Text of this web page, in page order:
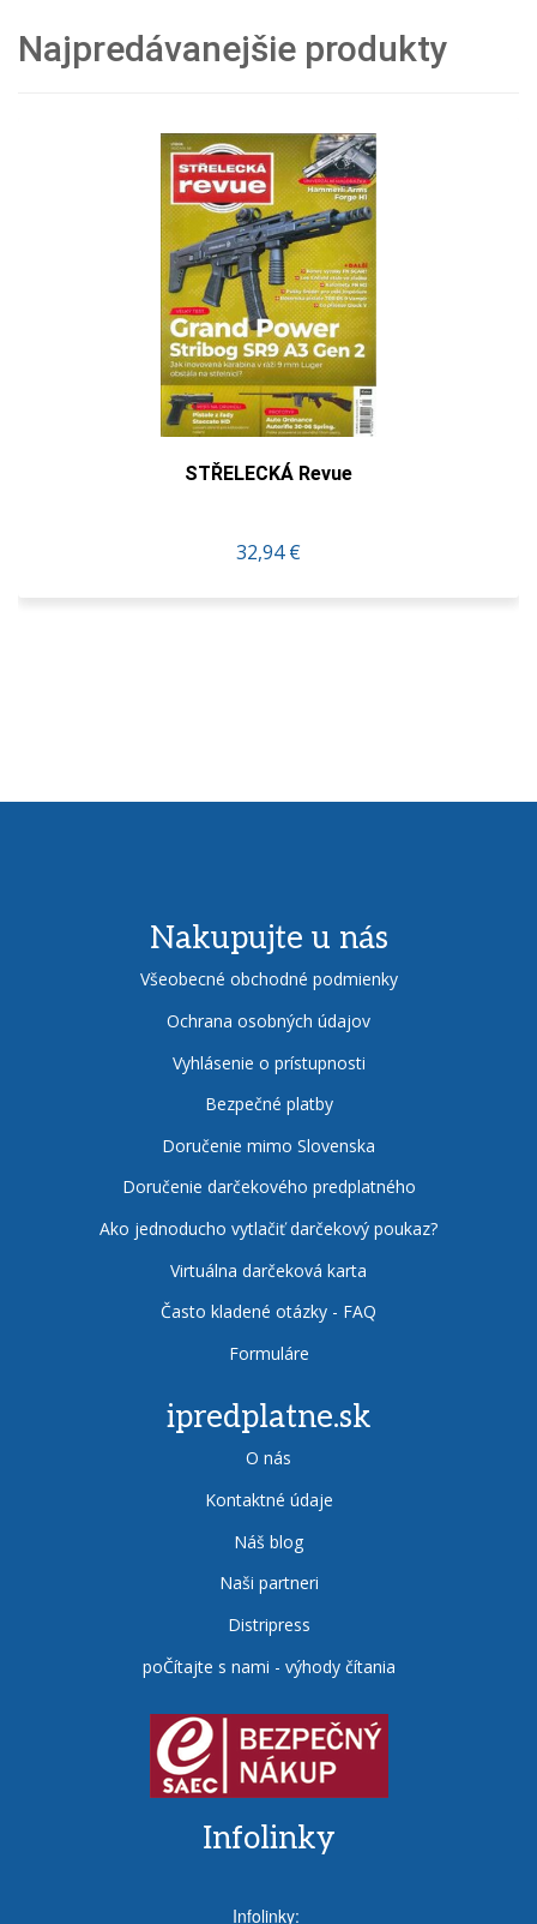
Najpredávanejšie produkty
STŘELECKÁ Revue
Nakupujte u nás
Všeobecné obchodné podmienky
Ochrana osobných údajov
Vyhlásenie o prístupnosti
Bezpečné platby
Doručenie mimo Slovenska
Doručenie darčekového predplatného
Ako jednoducho vytlačiť darčekový poukaz?
Virtuálna darčeková karta
Často kladené otázky - FAQ
Formuláre
ipredplatne.sk
O nás
Kontaktné údaje
Náš blog
Naši partneri
Distripress
poČítajte s nami - výhody čítania
Infolinky
Infolinky: